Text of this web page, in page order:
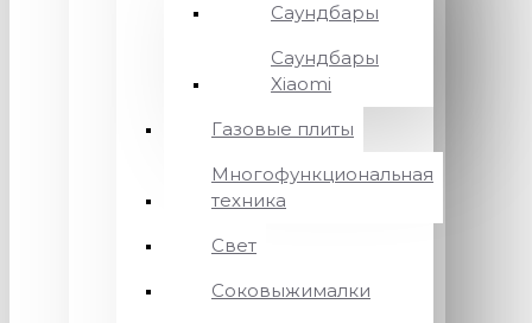
Саундбары
Саундбары
Xiaomi
Газовые плиты
Многофункциональная
техника
Свет
Соковыжималки